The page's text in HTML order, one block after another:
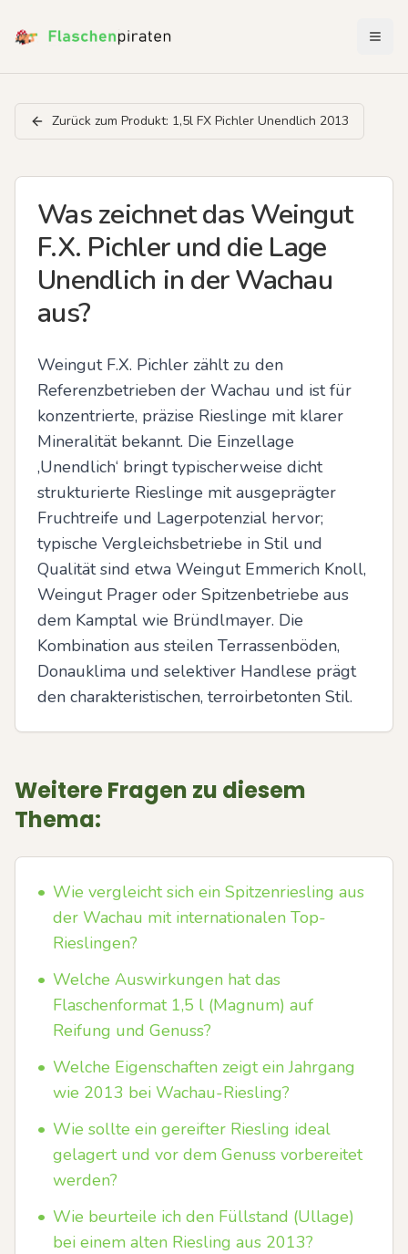
Zurück zum Produkt: 1,5l FX Pichler Unendlich 2013
Was zeichnet das Weingut
F.X. Pichler und die Lage
Unendlich in der Wachau
aus?
Weingut F.X. Pichler zählt zu den
Referenzbetrieben der Wachau und ist für
konzentrierte, präzise Rieslinge mit klarer
Mineralität bekannt. Die Einzellage
‚Unendlich‘ bringt typischerweise dicht
strukturierte Rieslinge mit ausgeprägter
Fruchtreife und Lagerpotenzial hervor;
typische Vergleichsbetriebe in Stil und
Qualität sind etwa Weingut Emmerich Knoll,
Weingut Prager oder Spitzenbetriebe aus
dem Kamptal wie Bründlmayer. Die
Kombination aus steilen Terrassenböden,
Donauklima und selektiver Handlese prägt
den charakteristischen, terroirbetonten Stil.
Weitere Fragen zu diesem
Thema:
• Wie vergleicht sich ein Spitzenriesling aus
der Wachau mit internationalen Top-
Rieslingen?
• Welche Auswirkungen hat das
Flaschenformat 1,5 l (Magnum) auf
Reifung und Genuss?
• Welche Eigenschaften zeigt ein Jahrgang
wie 2013 bei Wachau-Riesling?
• Wie sollte ein gereifter Riesling ideal
gelagert und vor dem Genuss vorbereitet
werden?
• Wie beurteile ich den Füllstand (Ullage)
bei einem alten Riesling aus 2013?